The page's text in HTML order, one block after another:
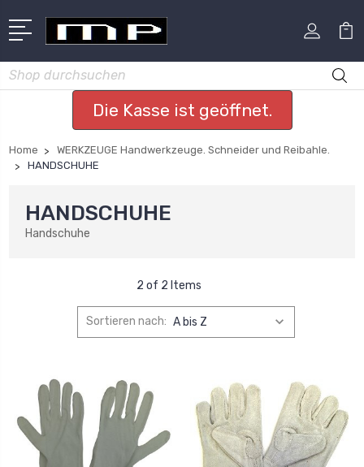
Suchen
Die Kasse ist geöffnet.
Home
WERKZEUGE Handwerkzeuge. Schneider und Reibahle.
HANDSCHUHE
HANDSCHUHE
Handschuhe
2 of 2 Items
Sortieren nach: